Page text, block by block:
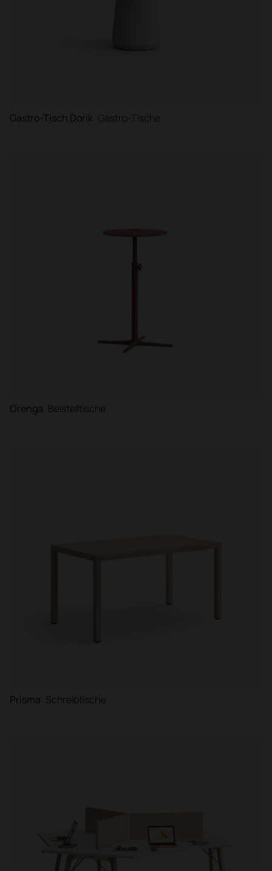
Gastro-Tisch Dorik Gastro-Tische
Orenga Beistelltische
Prisma Schreibtische